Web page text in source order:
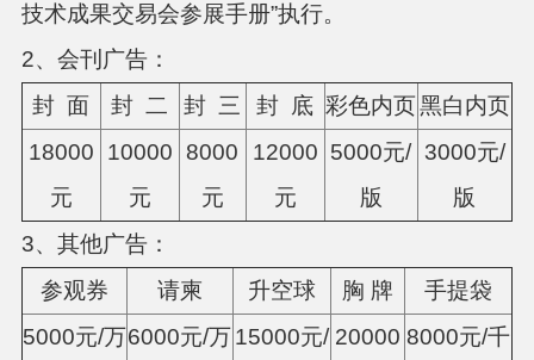
技术成果交易会参展手册”执行。
2、会刊广告：
封 面
封 二 封 三 封 底 彩色内页黑白内页
18000
元
10000
元
8000
元
12000
元
5000元/
版
3000元/
版
3、其他广告：
参观券
请柬 升空球 胸 牌
手提袋
5000元/万6000元/万15000元/ 20000 8000元/千